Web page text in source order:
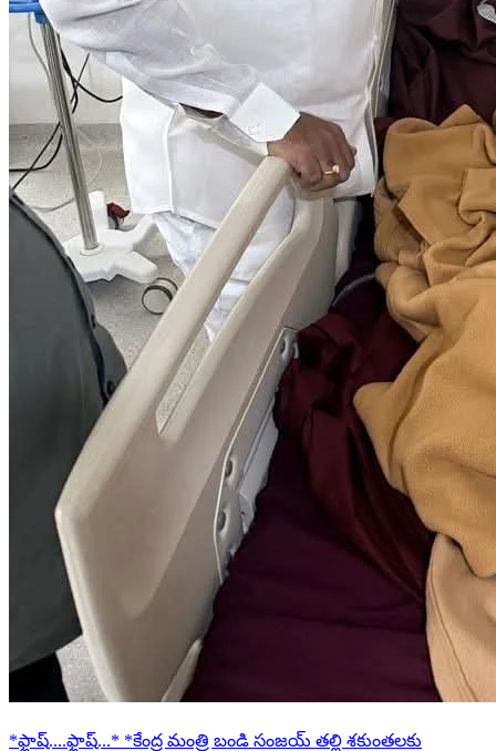
*ఫ్లాష్....ఫ్లాష్...* *కేంద్ర మంత్రి బండి సంజయ్ తల్లి శకుంతలకు